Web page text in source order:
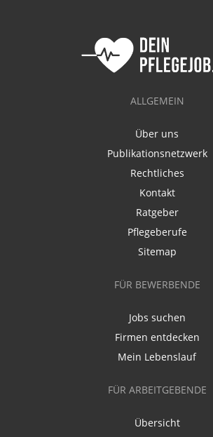
ALLGEMEIN
Über uns
Publikationsnetzwerk
Rechtliches
Kontakt
Ratgeber
Pflegeberufe
Sitemap
FÜR BEWERBENDE
Jobs suchen
Firmen entdecken
Mein Lebenslauf
FÜR ARBEITGEBENDE
Übersicht